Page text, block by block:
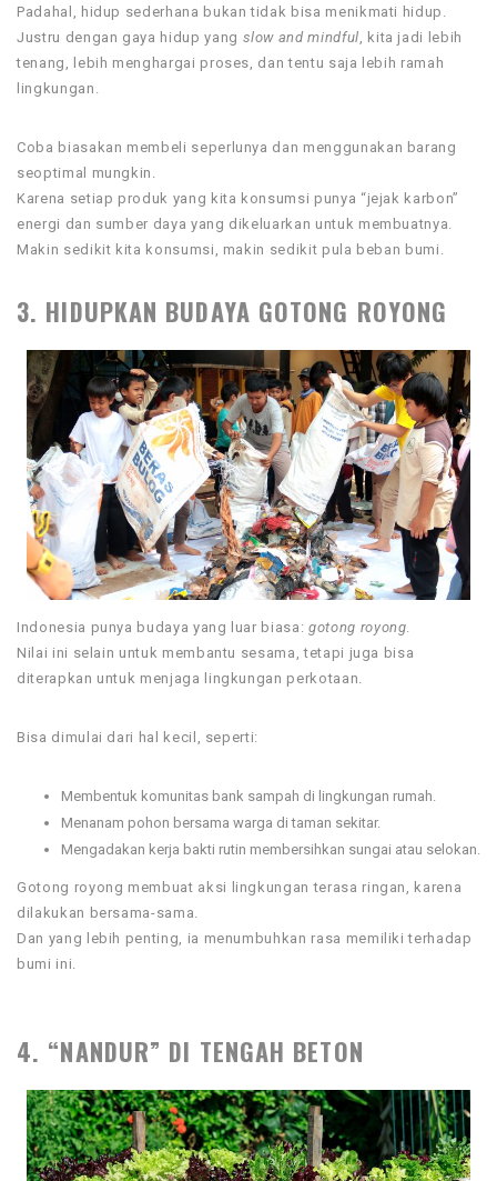
Padahal, hidup sederhana bukan tidak bisa menikmati hidup.
Justru dengan gaya hidup yang slow and mindful , kita jadi lebih
tenang, lebih menghargai proses, dan tentu saja lebih ramah
lingkungan.
Coba biasakan membeli seperlunya dan menggunakan barang
seoptimal mungkin.
Karena setiap produk yang kita konsumsi punya “jejak karbon”
energi dan sumber daya yang dikeluarkan untuk membuatnya.
Makin sedikit kita konsumsi, makin sedikit pula beban bumi.
3. HIDUPKAN BUDAYA GOTONG ROYONG
Indonesia punya budaya yang luar biasa: gotong royong
Nilai ini selain untuk membantu sesama, tetapi juga bisa
diterapkan untuk menjaga lingkungan perkotaan.
Bisa dimulai dari hal kecil, seperti:
Membentuk komunitas bank sampah di lingkungan rumah.
Menanam pohon bersama warga di taman sekitar.
Mengadakan kerja bakti rutin membersihkan sungai atau selokan.
Gotong royong membuat aksi lingkungan terasa ringan, karena
dilakukan bersama-sama.
Dan yang lebih penting, ia menumbuhkan rasa memiliki terhadap
bumi ini.
4. “NANDUR” DI TENGAH BETON